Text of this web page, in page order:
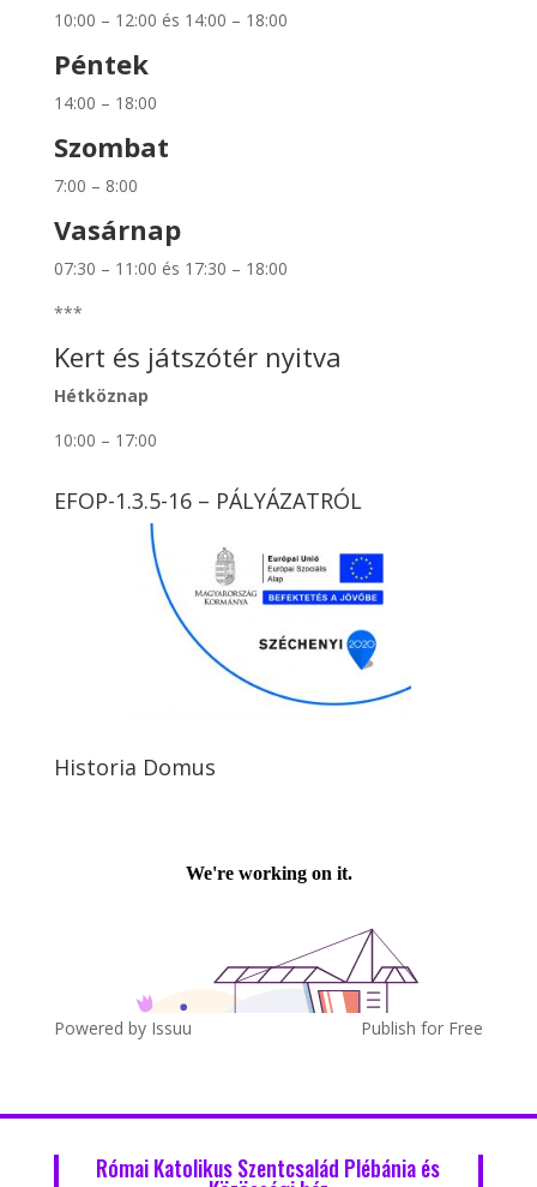
10:00 – 12:00 és 14:00 – 18:00
Péntek
14:00 – 18:00
Szombat
7:00 – 8:00
Vasárnap
07:30 – 11:00 és 17:30 – 18:00
***
Kert és játszótér nyitva
Hétköznap
10:00 – 17:00
EFOP-1.3.5-16 – PÁLYÁZATRÓL
Historia Domus
Powered by Issuu Publish for Free
Római Katolikus Szentcsalád Plébánia és